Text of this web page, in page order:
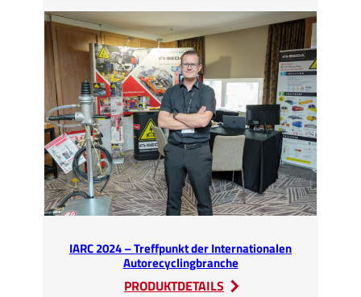
Tagung
in
Hohenroda
IARC 2024 – Treffpunkt der Internationalen
Autorecyclingbranche
PRODUKTDETAILS
: